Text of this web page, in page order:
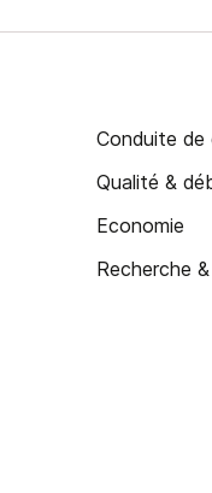
Conduite de
Qualité &
Economie
Recherche